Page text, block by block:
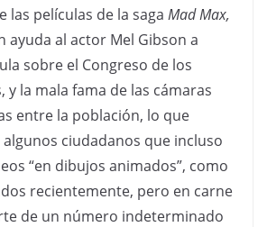
las películas de la saga Mad Max,
ayuda al actor Mel Gibson a
sobre el Congreso de los
y la mala fama de las cámaras
entre la población, lo que
ciudadanos que incluso
“en dibujos animados”, como
recientemente, pero en carne
de un número indeterminado